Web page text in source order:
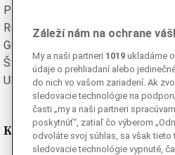
Poľská
Rumunská
Ruská
Grécka
Švédska
Ukrajinská
Kde nás nájdete
Záleží nám na ochrane
My a naši partneri 1019 ukladáme
údaje o prehliadaní alebo
do nich vo vašom zariadení. Ak
sledovacie technológie na
časti „my a naši partneri
poskytnúť“, zatiaľ čo výberom
odvoláte svoj súhlas, sa však tieto
sledovacie technológie vypnuté,